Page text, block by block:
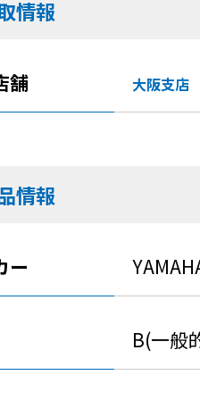
情報
舗 大阪支店
情報
ー
B(一般